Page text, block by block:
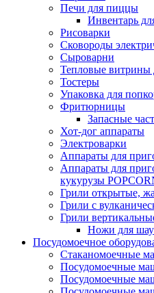
Печи для пиццы
Инвентарь
Рисоварки
Сковороды
Сыроварни
Тепловые витрины
Тостеры
Упаковка для
Фритюрницы
Запасные
Хот-дог аппараты
Электроварки
Аппараты для
Аппараты для
кукурузы
Грили открытые,
Грили с
Грили
Ножи для
Посудомоечное
Стаканомоечные
Посудомоечные
Посудомоечные